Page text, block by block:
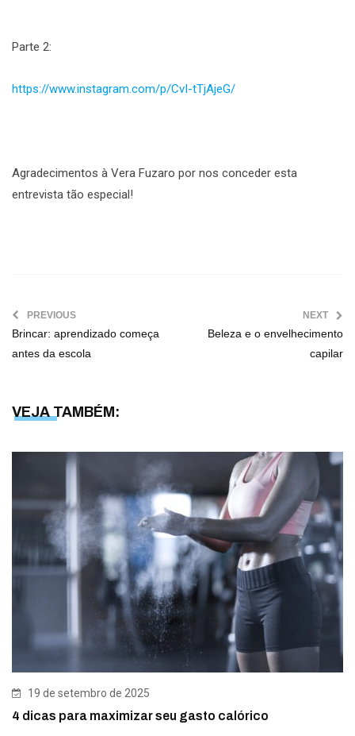
Parte 2:
https://www.instagram.com/p/CvI-tTjAjeG/
Agradecimentos à Vera Fuzaro por nos conceder esta
entrevista tão especial!
PREVIOUS
Brincar: aprendizado começa
antes da escola
NEXT
Beleza e o envelhecimento
capilar
VEJA TAMBÉM:
19 de setembro de 2025
4 dicas para maximizar seu gasto calórico